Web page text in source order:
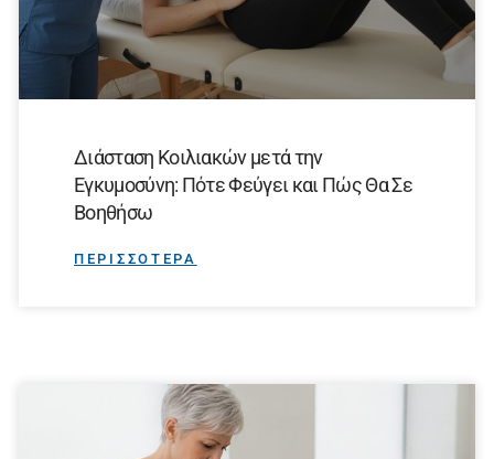
Διάσταση Κοιλιακών μετά την
Εγκυμοσύνη: Πότε Φεύγει και Πώς Θα Σε
Βοηθήσω
ΠΕΡΙΣΣΟΤΕΡΑ